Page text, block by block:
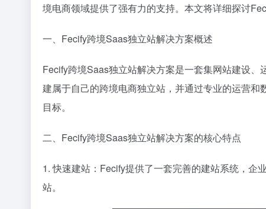
境电商领域提供了强有力的支持。本文将详细探讨
一、Fecify跨境Saas独立站解决方案概述
Fecify跨境Saas独立站解决方案是一套集网站建设
建属于自己的跨境电商独立站，并通过专业的运营
目标。
二、Fecify跨境Saas独立站解决方案的核心特点
1. 快速建站：Fecify提供了一套完善的建站系统，企
站。